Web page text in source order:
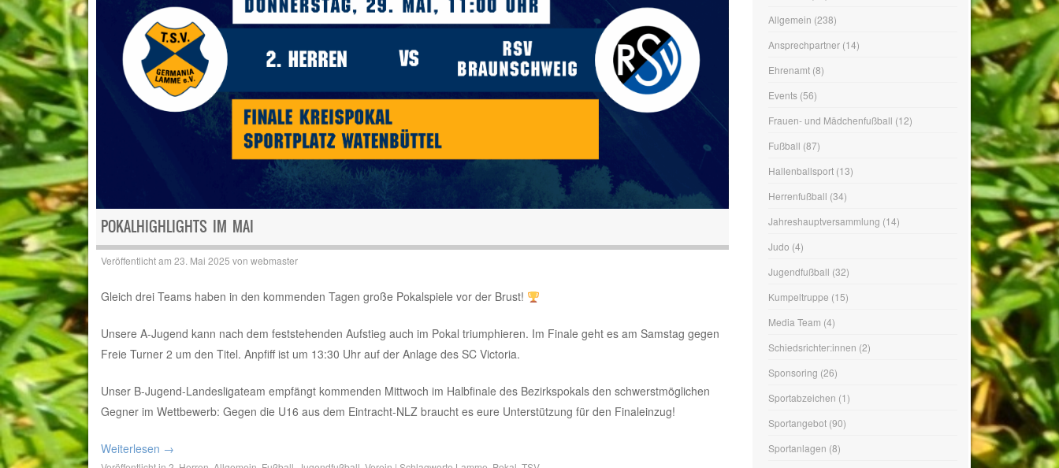
POKALHIGHLIGHTS IM MAI
Veröffentlicht am 23. Mai 2025 von webmaster
Gleich drei Teams haben in den kommenden Tagen große Pokalspiele vor der Brust!
Unsere A-Jugend kann nach dem feststehenden Aufstieg auch im Pokal triumphieren. Im Finale geht es am Samstag gegen
Freie Turner 2 um den Titel. Anpfiff ist um 13:30 Uhr auf der Anlage des SC Victoria.
Unser B-Jugend-Landesligateam empfängt kommenden Mittwoch im Halbfinale des Bezirkspokals den schwerstmöglichen
Gegner im Wettbewerb: Gegen die U16 aus dem Eintracht-NLZ braucht es eure Unterstützung für den Finaleinzug!
Weiterlesen →
Frauen- und Mädchenfußball
Fußball(87)
Hallenballsport
Herrenfußball
Jahreshauptversammlung(14)
Judo(4)
Jugendfußball(32)
Kumpeltruppe (15)
Media Team(4)
Schiedsrichter:innen
Sponsoring(26)
Sportabzeichen(1)
Sportangebot(90)
Sportanlagen(8)
Turnen & Fitness
Verein(244)
Vorstand(1)
Wandern(1)